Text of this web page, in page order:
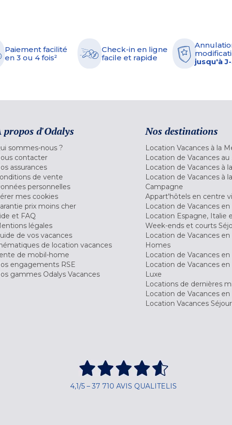
Paiement facilité
en 3 ou 4 fois²
Check-in en ligne
facile et rapide
jusqu'à
propos d'Odalys
sommes-nous ?
contacter
assurances
de vente
personnelles
mes cookies
prix moins cher
et FAQ
légales
de vos vacances
de location vacances
de mobil-home
engagements RSE
gammes Odalys Vacances
Nos destinations
Location Vacances à la
Location de Vacances au
Location de Vacances à
Location de Vacances à la
Campagne
Appart'hôtels en centre
Location de Vacances en
Location Espagne, Italie
Week-ends et courts
Location de Vacances
Homes
Location de Vacances en
Location de Vacances en
Luxe
Locations de dernières
Location de Vacances
Location Vacances
4,1/5 – 37 710 AVIS QUALITELIS